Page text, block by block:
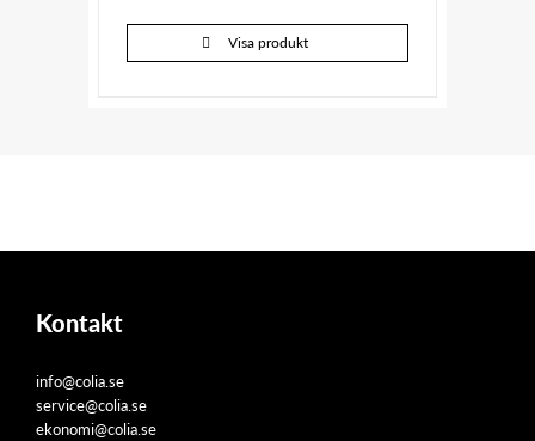
Visa produkt
Kontakt
info@colia.se
service@colia.se
ekonomi@colia.se